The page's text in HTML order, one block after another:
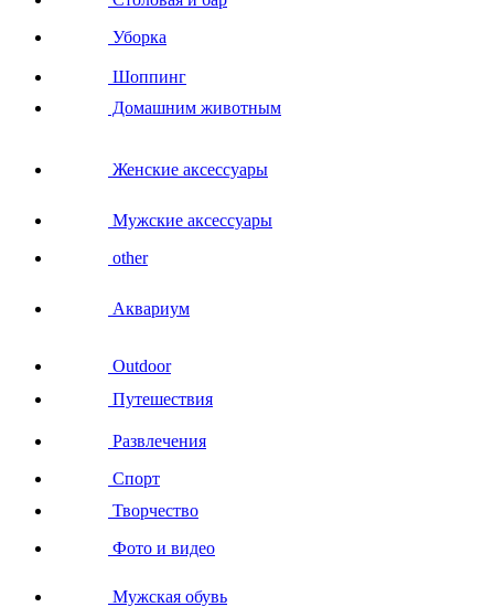
Уборка
Шоппинг
Домашним животным
Женские аксессуары
Мужские аксессуары
other
Аквариум
Outdoor
Путешествия
Развлечения
Спорт
Творчество
Фото и видео
Мужская обувь